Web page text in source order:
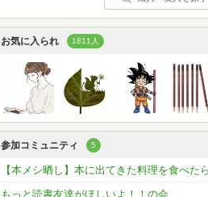
お気に入られ 1811人
参加コミュニティ 5
もっと読書友達がほしいよ！！の会